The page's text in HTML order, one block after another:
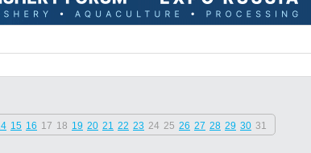
15 16 17 18 19 20 21 22 23 24 25 26 27 28 29 30 31